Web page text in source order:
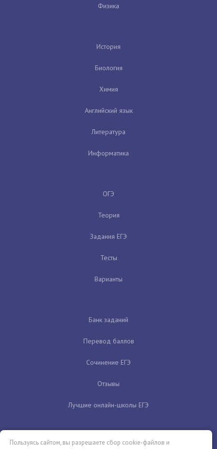
Физика
История
Биология
Химия
Английский язык
Литература
Информатика
ОГЭ
Теория
Задания ЕГЭ
Тесты
Варианты
Банк заданий
Перевод баллов
Сочинение ЕГЭ
Отзывы
Лучшие онлайн-школы ЕГЭ
Пользуясь сайтом, вы разрешаете сбор cookie-файлов и